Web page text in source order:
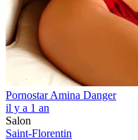
Pornostar Amina Danger
il y a 1 an
Salon
Saint-Florentin